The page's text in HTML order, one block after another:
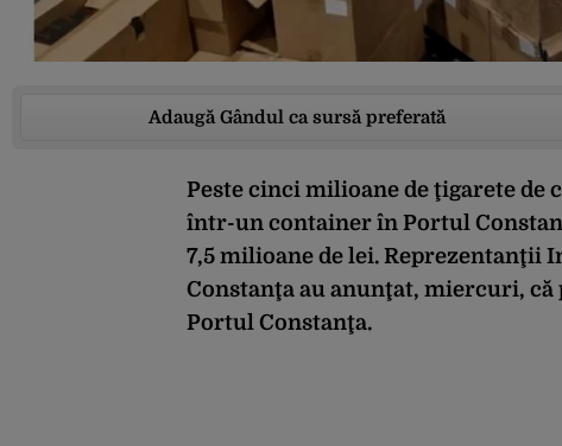
Adaugă Gândul ca sursă preferată
Peste cinci milioane de ţigarete de
într-un container în Portul
7,5 milioane de lei. Reprezentanţii
Constanţa au anunţat, miercuri,
Portul Constanţa.